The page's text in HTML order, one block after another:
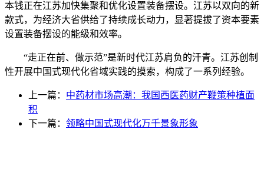
本钱正在江苏加快集聚和优化设置装备摆设。江苏以双向的新
款式，为经济大省供给了持续成长动力，显著提拔了资本要素
设置装备摆设的能级和效率。
“走正在前、做示范”是新时代江苏肩负的汗青。江苏创制
性开展中国式现代化省域实践的摸索，构成了一系列经验。
上一篇： 中药材市场高潮：我国西医药财产鞭策种植面
积
下一篇： 领略中国式现代化万千景象形象